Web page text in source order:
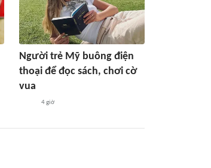
Người trẻ Mỹ buông điện
thoại để đọc sách, chơi cờ
vua
4 giờ